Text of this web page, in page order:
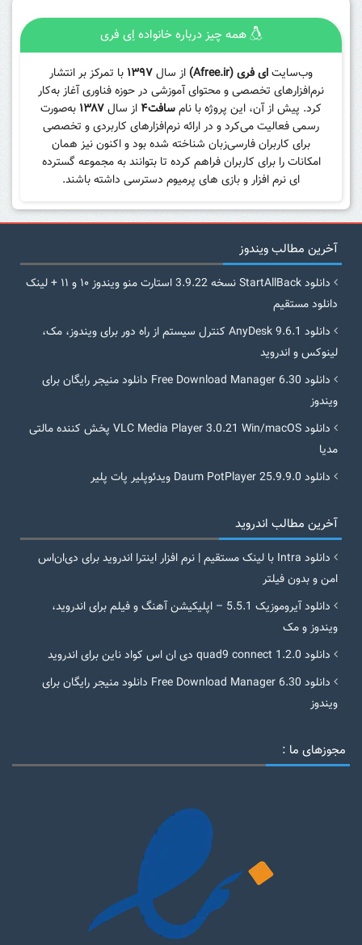
همه چیز درباره خانواده اِی فری
وب‌سایتای فری (Afree.ir) از سال۱۳۹۷ با تمرکز بر انتشار
نرم‌افزارهای تخصصی و محتوای آموزشی در حوزه فناوری آغاز به‌کار
کرد. پیش از آن، این پروژه با نامسافت۴ از سال۱۳۸۷ به‌صورت
رسمی فعالیت می‌کرد و در ارائه نرم‌افزارهای کاربردی و تخصصی
برای کاربران فارسی‌زبان شناخته شده بود و اکنون نیز همان
امکانات را برای کاربران فراهم کرده تا بتوانند به مجموعه گسترده
ای نرم افزار و بازی های پرمیوم دسترسی داشته باشند.
آخرین مطالب ویندوز
دانلود StartAllBack نسخه 3.9.22 استارت منو ویندوز ۱۰ و ۱۱ + لینک
دانلود مستقیم
دانلود AnyDesk 9.6.1 کنترل سیستم از راه دور برای ویندوز، مک،
لینوکس و اندروید
دانلود Free Download Manager 6.30 دانلود منیجر رایگان برای
ویندوز
دانلود VLC Media Player 3.0.21 Win/macOS پخش کننده مالتی
مدیا
دانلود Daum PotPlayer 25.9.9.0 ویدئوپلیر پات پلیر
آخرین مطالب اندروید
دانلود Intra با لینک مستقیم | نرم افزار اینترا اندروید برای دی‌ان‌اس
امن و بدون فیلتر
دانلود آیروموزیک 5.5.1 – اپلیکیشن آهنگ و فیلم برای اندروید،
ویندوز و مک
دانلود quad9 connect 1.2.0 دی ان اس کواد ناین برای اندروید
دانلود Free Download Manager 6.30 دانلود منیجر رایگان برای
ویندوز
مجوزهای ما :